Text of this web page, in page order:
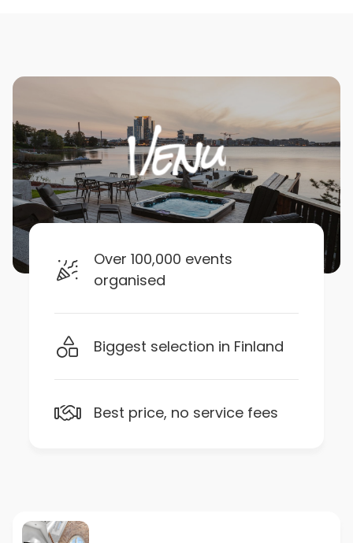
Over 100,000 events
organised
Biggest selection in Finland
Best price, no service fees